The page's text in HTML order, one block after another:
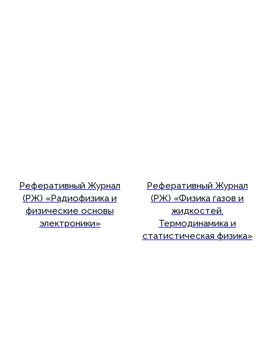
Реферативный Журнал
(РЖ) «Радиофизика и
физические основы
электроники»
Реферативный Журнал
(РЖ) «Физика газов и
жидкостей.
Термодинамика и
статистическая физика»